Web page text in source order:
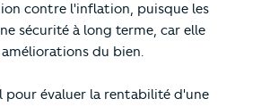
contre l'inflation, puisque les
sécurité à long terme, car elle
du bien.
pour évaluer la rentabilité d'une